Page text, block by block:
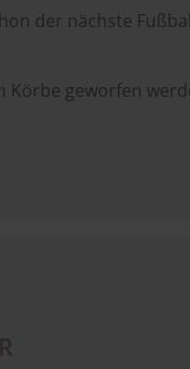
der nächste
Körbe geworfen